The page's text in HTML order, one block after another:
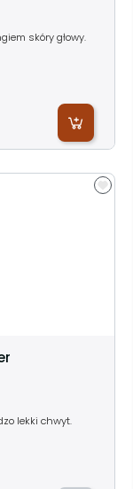
skóry głowy.
lekki chwyt.